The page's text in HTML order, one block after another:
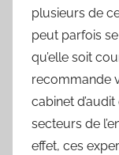
plusieurs de
peut parfois
qu’elle soit
recommande
cabinet
secteurs de
effet, ces